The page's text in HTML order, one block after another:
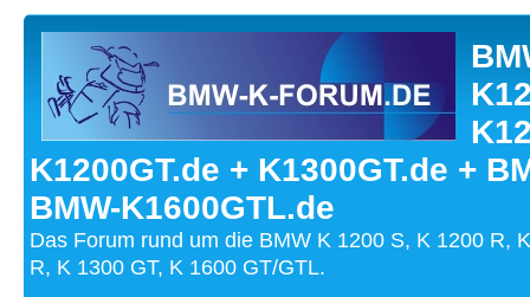
K1200GT.de + K1300GT.de +
BMW-K1600GTL.de
Das Forum rund um die BMW K 1200 S, K 1200 R,
R, K 1300 GT, K 1600 GT/GTL.